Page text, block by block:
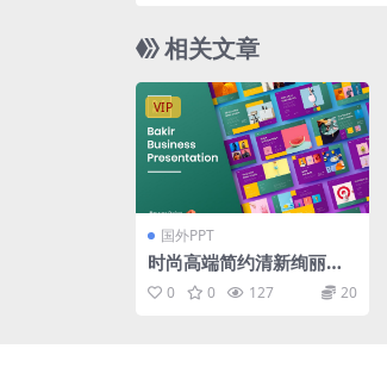
相关文章
VIP
国外PPT
时尚高端简约清新绚丽的
商业商务powerpoint幻
灯片演示模板（pptx）
0 0 127 20